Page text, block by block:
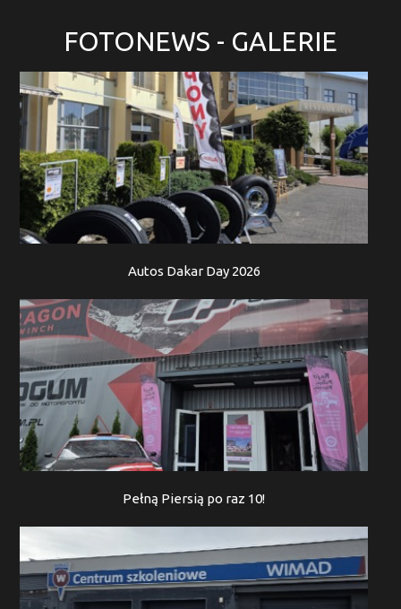
FOTONEWS - GALERIE
Autos Dakar Day 2026
Pełną Piersią po raz 10!